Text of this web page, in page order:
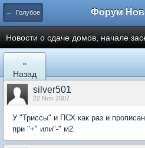
← Голубое
Новости о сдаче домов, начале
«
Назад
silver501
22 Nov 2007
У "Триссы" и ПСХ как раз и
при "+" или"-" м2.